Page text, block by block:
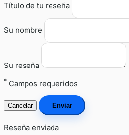
Título de tu reseña
Su nombre
Su reseña
* Campos requeridos
Cancelar Enviar
Reseña enviada